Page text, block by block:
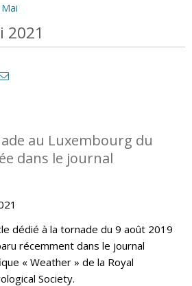
Mai
2021
au Luxembourg du
dans le journal
dédié à la tornade du 9 août 2019
récemment dans le journal
« Weather » de la Royal
Society.